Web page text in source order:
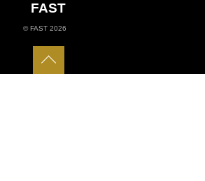
FAST
Back
©FAST 2026